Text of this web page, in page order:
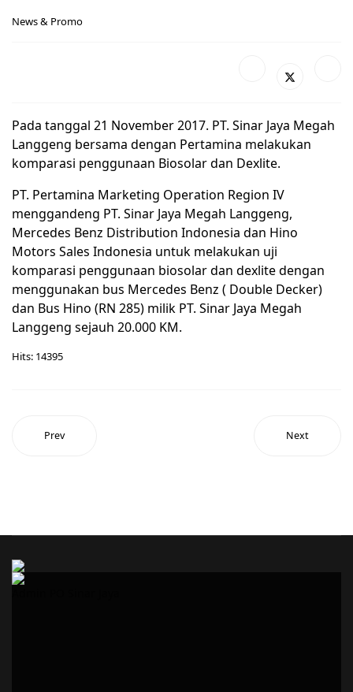
News & Promo
Pada tanggal 21 November 2017. PT. Sinar Jaya Megah
Langgeng bersama dengan Pertamina melakukan
komparasi penggunaan Biosolar dan Dexlite.
PT. Pertamina Marketing Operation Region IV
menggandeng PT. Sinar Jaya Megah Langgeng,
Mercedes Benz Distribution Indonesia dan Hino
Motors Sales Indonesia untuk melakukan uji
komparasi penggunaan biosolar dan dexlite dengan
menggunakan bus Mercedes Benz ( Double Decker)
dan Bus Hino (RN 285) milik PT. Sinar Jaya Megah
Langgeng sejauh 20.000 KM.
Hits: 14395
Prev Next